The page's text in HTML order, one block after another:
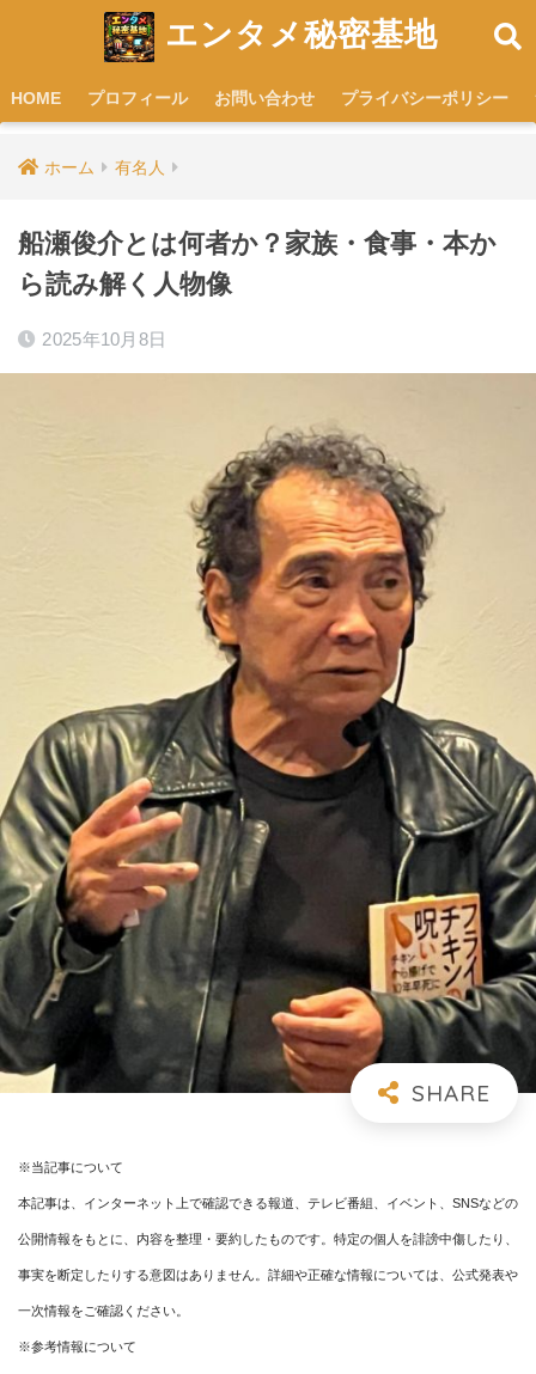
エンタメ秘密基地
HOME プロフィール お問い合わせ プライバシーポリシー
ホーム 有名人
船瀬俊介とは何者か？家族・食事・本か
ら読み解く人物像
2025年10月8日
※当記事について
本記事は、インターネット上で確認できる報道、テレビ番組、イベント、SNSなどの
公開情報をもとに、内容を整理・要約したものです。特定の個人を誹謗中傷したり、
事実を断定したりする意図はありません。詳細や正確な情報については、公式発表や
一次情報をご確認ください。
※参考情報について